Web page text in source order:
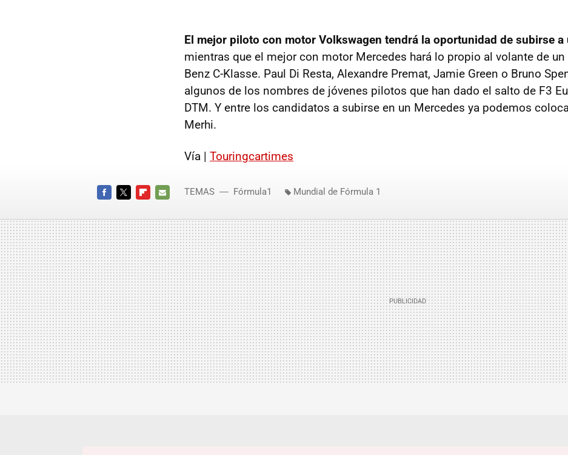
El mejor piloto con motor Volkswagen tendrá la oportunidad de subirse a
mientras que el mejor con motor Mercedes hará lo propio al volante de un
Benz C-Klasse. Paul Di Resta, Alexandre Premat, Jamie Green o Bruno
algunos de los nombres de jóvenes pilotos que han dado el salto de F3
DTM. Y entre los candidatos a subirse en un Mercedes ya podemos
Merhi.
Vía | Touringcartimes
MAIL
TEMAS Fórmula1 Mundial de Fórmula 1